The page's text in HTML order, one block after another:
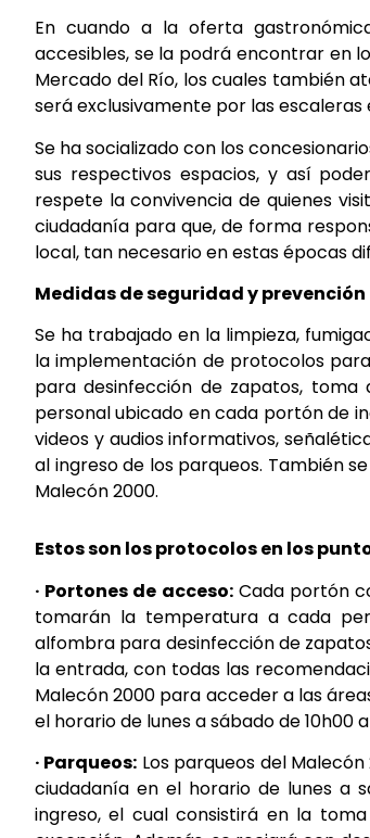
En cuando a la oferta
accesibles, se la podrá encontrar en
Mercado del Río, los cuales también
será exclusivamente por las escaleras
Se ha socializado con los
sus respectivos espacios, y así
respete la convivencia de quienes
ciudadanía para que, de forma
local, tan necesario en estas épocas
Medidas de seguridad y prevención
Se ha trabajado en la limpieza,
la implementación de protocolos
para desinfección de zapatos,
personal ubicado en cada portón de
videos y audios informativos,
al ingreso de los parqueos. También
Malecón 2000.
Estos son los protocolos en los
· Portones de acceso:Cada portón
tomarán la temperatura a cada
alfombra para desinfección de
la entrada, con todas las
Malecón 2000 para acceder a las
el horario de lunes a sábado de 10h00 a
· Parqueos: Los parqueos del
ciudadanía en el horario de lunes a
ingreso, el cual consistirá en la